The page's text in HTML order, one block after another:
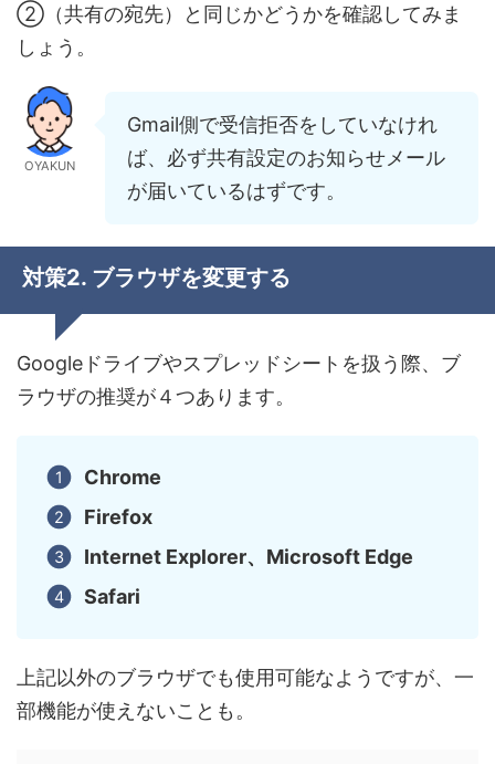
②（共有の宛先）と同じかどうかを確認してみま
しょう。
OYAKUN
Gmail側で受信拒否をしていなけれ
ば、必ず共有設定のお知らせメール
が届いているはずです。
対策2. ブラウザを変更する
Googleドライブやスプレッドシートを扱う際、ブ
ラウザの推奨が４つあります。
Chrome
Firefox
Internet Explorer、Microsoft Edge
Safari
上記以外のブラウザでも使用可能なようですが、一
部機能が使えないことも。